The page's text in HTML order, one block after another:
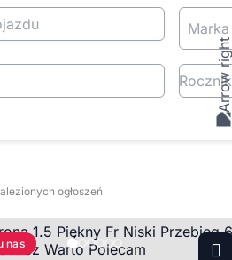
Marka
Rocznik
ogłoszeń
nas